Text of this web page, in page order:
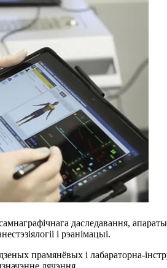
даследавання,
і рэанімацыі.
прамянёвых і лабараторна-
лячэння.